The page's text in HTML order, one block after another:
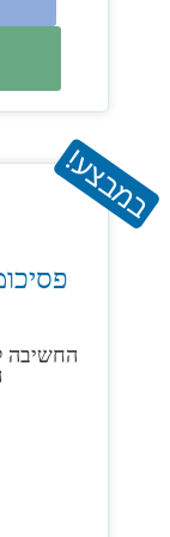
במבצע!
החשיבה